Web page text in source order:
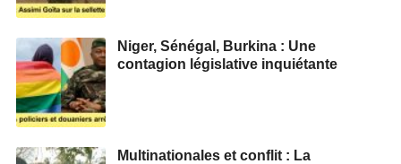
Niger, Sénégal, Burkina : Une
contagion législative inquiétante
Multinationales et conflit : La